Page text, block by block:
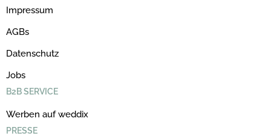
Impressum
AGBs
Datenschutz
Jobs
B2B SERVICE
Werben auf weddix
PRESSE